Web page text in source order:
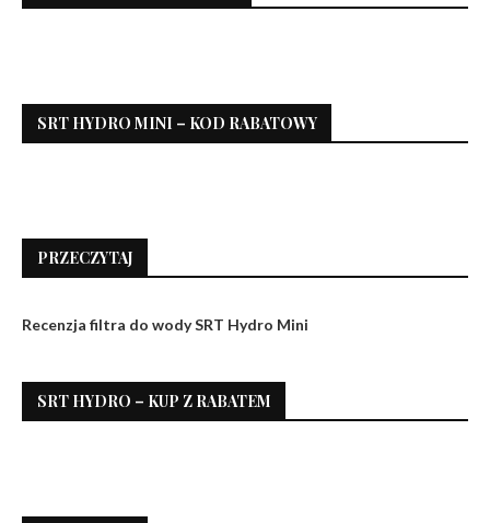
SRT HYDRO MINI – KOD RABATOWY
PRZECZYTAJ
Recenzja filtra do wody SRT Hydro Mini
SRT HYDRO – KUP Z RABATEM